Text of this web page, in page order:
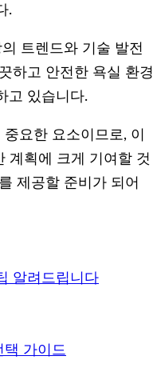
.
트렌드와 기술 발전
하고 안전한 욕실 환경
고 있습니다.
요한 요소이므로, 이
계획에 크게 기여할 것
제공할 준비가 되어
알려드립니다
택 가이드